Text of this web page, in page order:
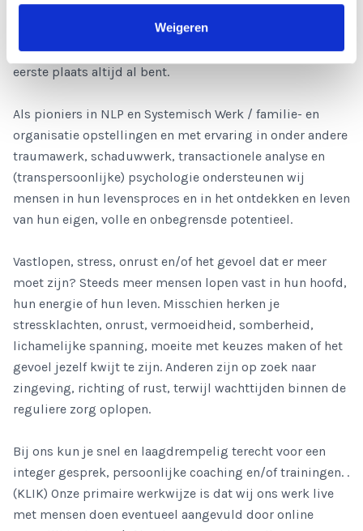
Weigeren
zozeer het aanleren van nieuwe dingen, en wel het
inzichtelijk maken hoe je je kunt ontdoen van lagen,
overtuigingen en patronen, zodat je kunt zijn wie je in de
eerste plaats altijd al bent.
Als pioniers in NLP en Systemisch Werk / familie- en
organisatie opstellingen en met ervaring in onder andere
traumawerk, schaduwwerk, transactionele analyse en
(transpersoonlijke) psychologie ondersteunen wij
mensen in hun levensproces en in het ontdekken en leven
van hun eigen, volle en onbegrensde potentieel.
Vastlopen, stress, onrust en/of het gevoel dat er meer
moet zijn? Steeds meer mensen lopen vast in hun hoofd,
hun energie of hun leven. Misschien herken je
stressklachten, onrust, vermoeidheid, somberheid,
lichamelijke spanning, moeite met keuzes maken of het
gevoel jezelf kwijt te zijn. Anderen zijn op zoek naar
zingeving, richting of rust, terwijl wachttijden binnen de
reguliere zorg oplopen.
Bij ons kun je snel en laagdrempelig terecht voor een
integer gesprek, persoonlijke coaching en/of trainingen. .
(KLIK) Onze primaire werkwijze is dat wij ons werk live
met mensen doen eventueel aangevuld door online